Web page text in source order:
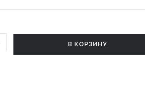
В КОРЗИНУ